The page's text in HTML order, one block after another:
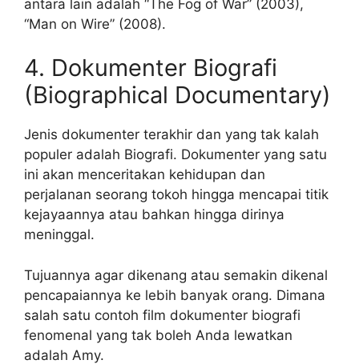
antara lain adalah “The Fog of War” (2003),
“Man on Wire” (2008).
4. Dokumenter Biografi
(Biographical Documentary)
Jenis dokumenter terakhir dan yang tak kalah
populer adalah Biografi. Dokumenter yang satu
ini akan menceritakan kehidupan dan
perjalanan seorang tokoh hingga mencapai titik
kejayaannya atau bahkan hingga dirinya
meninggal.
Tujuannya agar dikenang atau semakin dikenal
pencapaiannya ke lebih banyak orang. Dimana
salah satu contoh film dokumenter biografi
fenomenal yang tak boleh Anda lewatkan
adalah Amy.